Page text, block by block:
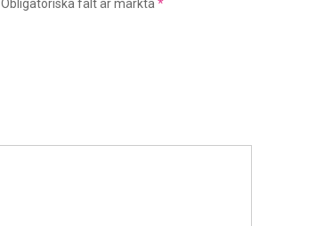
Obligatoriska fält är märkta *